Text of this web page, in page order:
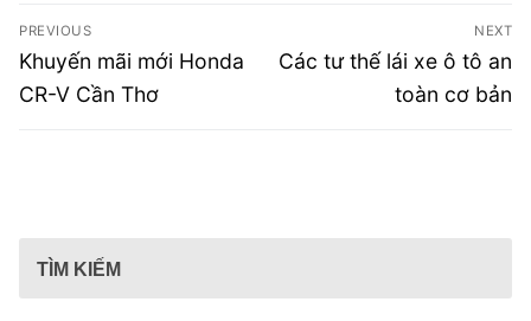
Điều
hướng
bài
PREVIOUS
Previous
post:
Khuyến mãi mới Honda
CR-V Cần Thơ
NEXT
Next
Các tư thế lái xe ô tô an
toàn cơ bản
TÌM KIẾM